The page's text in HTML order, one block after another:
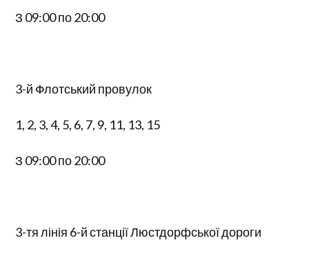
З 09:00 по 20:00
3-й Флотський провулок
1, 2, 3, 4, 5, 6, 7, 9, 11, 13, 15
З 09:00 по 20:00
3-тя лінія 6-й станції Люстдорфської дороги